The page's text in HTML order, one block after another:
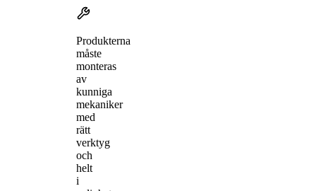
Produkterna
måste
monteras
av
kunniga
mekaniker
med
rätt
verktyg
och
helt
i